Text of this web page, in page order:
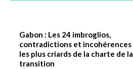
Gabon : Les 24 imbroglios,
contradictions et incohérences
les plus criards de la charte de la
transition